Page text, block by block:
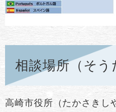
相談場所（そう
高崎市役所（たかさきし